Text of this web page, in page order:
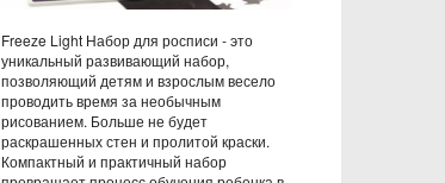
Freeze Light Набор для росписи - это
уникальный развивающий набор,
позволяющий детям и взрослым весело
проводить время за необычным
рисованием. Больше не будет
раскрашенных стен и пролитой краски.
Компактный и практичный набор